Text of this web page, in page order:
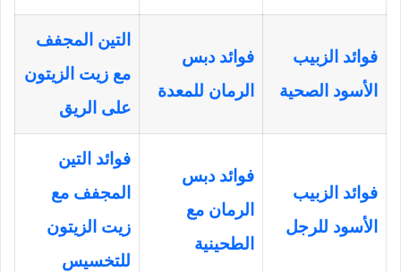
فوائد الزبيب
الأسود الصحية
فوائد دبس
الرمان للمعدة
التين المجفف
مع زيت الزيتون
على الريق
فوائد الزبيب
الأسود للرجل
فوائد دبس
الرمان مع
الطحينية
فوائد التين
المجفف مع
زيت الزيتون
للتخسيس